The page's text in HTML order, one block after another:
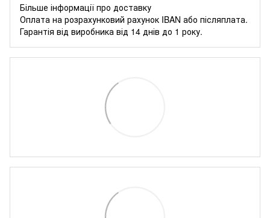
Більше інформації про доставку
Оплата на розрахунковий рахунок IBAN або післяплата.
Гарантія від виробника від 14 днів до 1 року.